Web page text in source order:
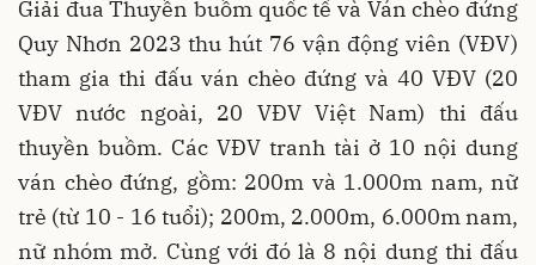
Giải đua Thuyền buồm quốc tế và Ván chèo đứng
Quy Nhơn 2023 thu hút 76 vận động viên (VĐV)
tham gia thi đấu ván chèo đứng và 40 VĐV (20
VĐV nước ngoài, 20 VĐV Việt Nam) thi đấu
thuyền buồm. Các VĐV tranh tài ở 10 nội dung
ván chèo đứng, gồm: 200m và 1.000m nam, nữ
trẻ (từ 10 - 16 tuổi); 200m, 2.000m, 6.000m nam,
nữ nhóm mở. Cùng với đó là 8 nội dung thi đấu